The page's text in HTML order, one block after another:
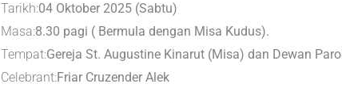
Tarikh:04 Oktober 2025 (Sabtu)
Masa:8.30 pagi ( Bermula dengan Misa Kudus).
Tempat:Gereja St. Augustine Kinarut (Misa) dan Dewan
Celebrant:Friar Cruzender Alek